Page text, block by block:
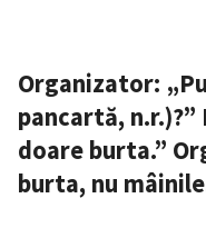
Organizator:
pancartă,
doare burta.”
burta, nu